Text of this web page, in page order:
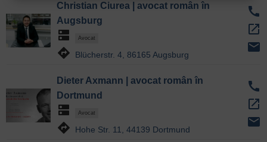
Christian Ciurea | avocat român în
Augsburg
dns Avocat
directions Blücherstr. 4, 86165 Augsburg
call
open_in_new
email
Dieter Axmann | avocat român în
Dortmund
dns Avocat
directions Hohe Str. 11, 44139 Dortmund
call
open_in_new
email